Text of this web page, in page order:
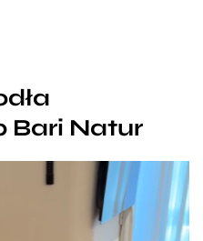
Bari Natur